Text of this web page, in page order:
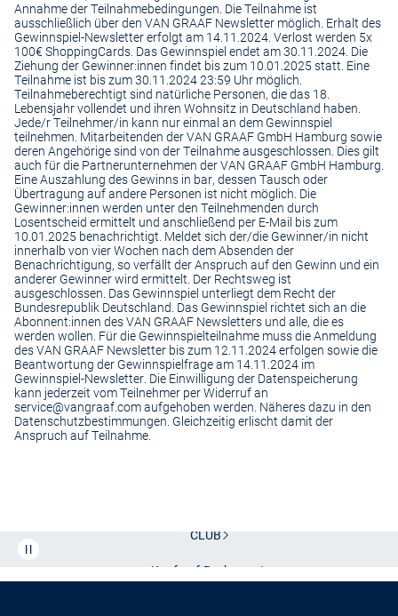
Annahme der Teilnahmebedingungen. Die Teilnahme ist
ausschließlich über den VAN GRAAF Newsletter möglich. Erhalt des
Gewinnspiel-Newsletter erfolgt am 14.11.2024. Verlost werden 5x
100€ ShoppingCards. Das Gewinnspiel endet am 30.11.2024. Die
Ziehung der Gewinner:innen findet bis zum 10.01.2025 statt. Eine
Teilnahme ist bis zum 30.11.2024 23:59 Uhr möglich.
Teilnahmeberechtigt sind natürliche Personen, die das 18.
Lebensjahr vollendet und ihren Wohnsitz in Deutschland haben.
Jede/r Teilnehmer/in kann nur einmal an dem Gewinnspiel
teilnehmen. Mitarbeitenden der VAN GRAAF GmbH Hamburg sowie
deren Angehörige sind von der Teilnahme ausgeschlossen. Dies gilt
auch für die Partnerunternehmen der VAN GRAAF GmbH Hamburg.
Eine Auszahlung des Gewinns in bar, dessen Tausch oder
Übertragung auf andere Personen ist nicht möglich. Die
Gewinner:innen werden unter den Teilnehmenden durch
Losentscheid ermittelt und anschließend per E-Mail bis zum
10.01.2025 benachrichtigt. Meldet sich der/die Gewinner/in nicht
innerhalb von vier Wochen nach dem Absenden der
Benachrichtigung, so verfällt der Anspruch auf den Gewinn und ein
anderer Gewinner wird ermittelt. Der Rechtsweg ist
ausgeschlossen. Das Gewinnspiel unterliegt dem Recht der
Bundesrepublik Deutschland. Das Gewinnspiel richtet sich an die
Abonnent:innen des VAN GRAAF Newsletters und alle, die es
werden wollen. Für die Gewinnspielteilnahme muss die Anmeldung
des VAN GRAAF Newsletter bis zum 12.11.2024 erfolgen sowie die
Beantwortung der Gewinnspielfrage am 14.11.2024 im
Gewinnspiel-Newsletter. Die Einwilligung der Datenspeicherung
kann jederzeit vom Teilnehmer per Widerruf an
service@vangraaf.com aufgehoben werden. Näheres dazu in den
Datenschutzbestimmungen. Gleichzeitig erlischt damit der
Anspruch auf Teilnahme.
CLUB
Kauf auf Rechnung